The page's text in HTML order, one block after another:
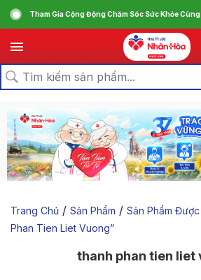
Tham Gia Cộng Động Chăm Sóc Sức Khỏe
Trang Chủ / Sản Phẩm / Sản Phẩm
Phan Tien Liet Vuong”
thanh phan tien liet